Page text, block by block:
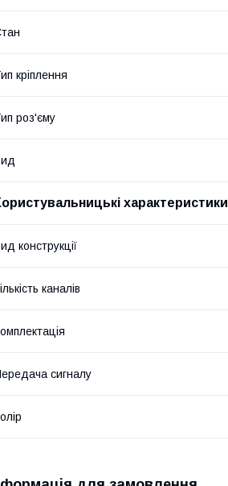
кріплення
роз'єму
характеристики
конструкції
каналів
сигналу